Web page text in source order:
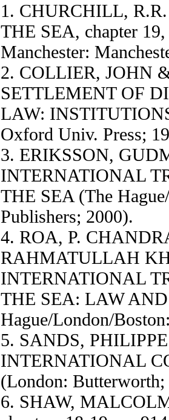
1. CHURCHILL,
THE SEA, chapter
Manchester:
2. COLLIER, JOHN
SETTLEMENT OF
LAW:
Oxford Univ. Press;
3. ERIKSSON,
INTERNATIONAL
THE SEA (The
Publishers; 2000).
4. ROA, P.
RAHMATULLAH
INTERNATIONAL
THE SEA: LAW
Hague/London/
5. SANDS,
INTERNATIONAL
(London: Butterworth;
6. SHAW,